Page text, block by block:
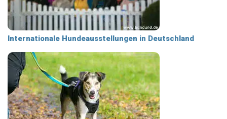
Internationale Hundeausstellungen in Deutschland